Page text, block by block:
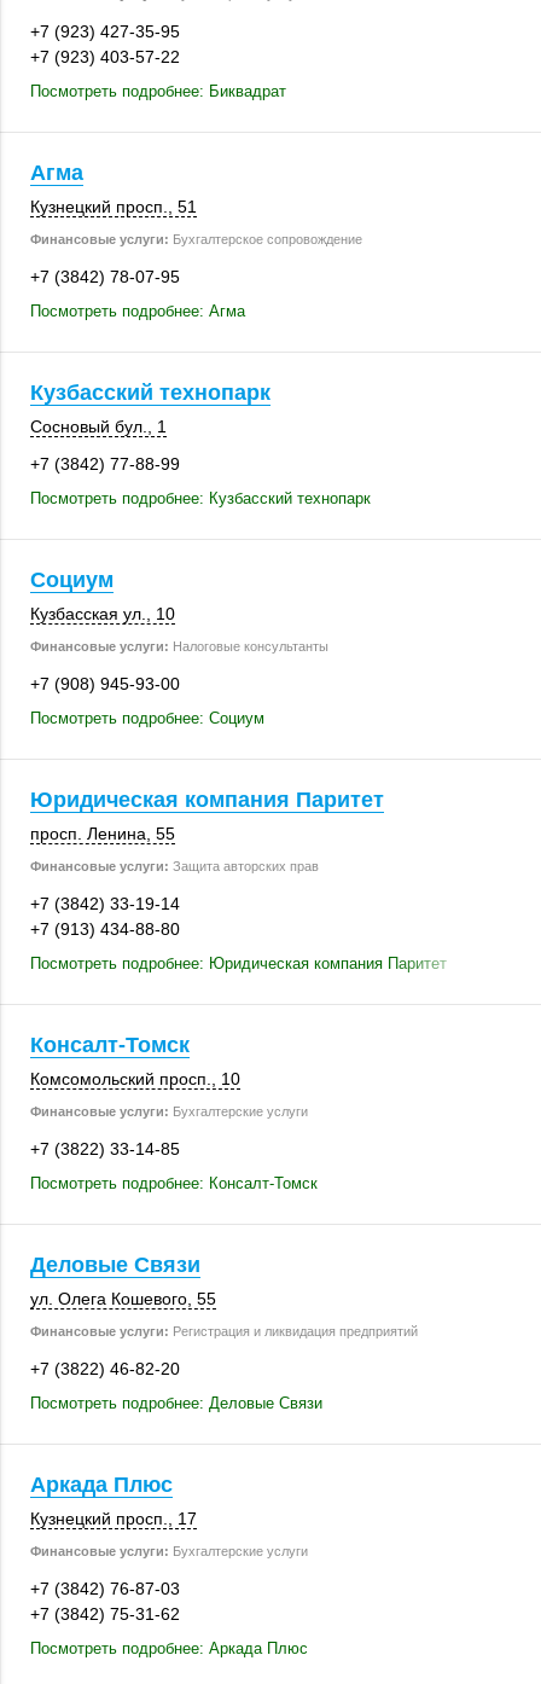
+7 (923) 427-35-95
+7 (923) 403-57-22
Посмотреть подробнее: Биквадрат
Агма
Кузнецкий просп., 51
Финансовые услуги: Бухгалтерское сопровождение
+7 (3842) 78-07-95
Посмотреть подробнее: Агма
Кузбасский технопарк
Сосновый бул., 1
+7 (3842) 77-88-99
Посмотреть подробнее: Кузбасский технопарк
Социум
Кузбасская ул., 10
Финансовые услуги: Налоговые консультанты
+7 (908) 945-93-00
Посмотреть подробнее: Социум
Юридическая компания Паритет
просп. Ленина, 55
Финансовые услуги: Защита авторских прав
+7 (3842) 33-19-14
+7 (913) 434-88-80
Посмотреть подробнее: Юридическая компания Паритет
Консалт-Томск
Комсомольский просп., 10
Финансовые услуги: Бухгалтерские услуги
+7 (3822) 33-14-85
Посмотреть подробнее: Консалт-Томск
Деловые Связи
ул. Олега Кошевого, 55
Финансовые услуги: Регистрация и ликвидация предприятий
+7 (3822) 46-82-20
Посмотреть подробнее: Деловые Связи
Аркада Плюс
Кузнецкий просп., 17
Финансовые услуги: Бухгалтерские услуги
+7 (3842) 76-87-03
+7 (3842) 75-31-62
Посмотреть подробнее: Аркада Плюс